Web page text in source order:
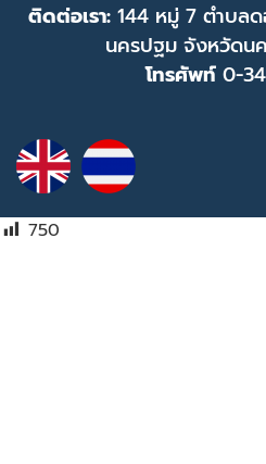
ติดต่อเรา: 144 หมู่ 7 ตำบล
นครปฐม จังหวัดน
โทรศัพท์ 0-
750